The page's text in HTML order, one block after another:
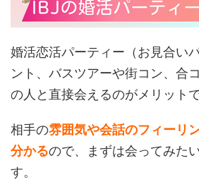
婚活恋活パーティー（お見合い
ント、バスツアーや街コン、合
の人と直接会えるのがメリットで
相手の雰囲気や会話のフィーリ
分かるので、まずは会ってみた
す。